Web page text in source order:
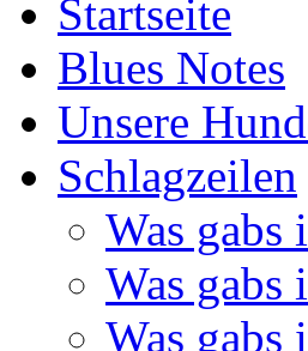
Startseite
Blues Notes
Unsere
Schlagzeilen
Was gabs
Was gabs
Was gabs